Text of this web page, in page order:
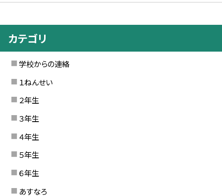
カテゴリ
学校からの連絡
１ねんせい
２年生
３年生
４年生
５年生
６年生
あすなろ